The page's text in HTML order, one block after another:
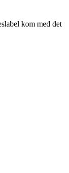
kom med det